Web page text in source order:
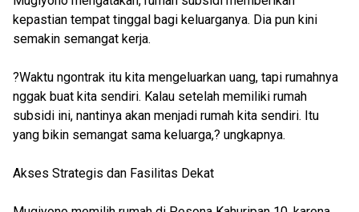
kepastian tempat tinggal bagi keluarganya. Dia pun kini
semakin semangat kerja.
?Waktu ngontrak itu kita mengeluarkan uang, tapi rumahnya
nggak buat kita sendiri. Kalau setelah memiliki rumah
subsidi ini, nantinya akan menjadi rumah kita sendiri. Itu
yang bikin semangat sama keluarga,? ungkapnya.
Akses Strategis dan Fasilitas Dekat